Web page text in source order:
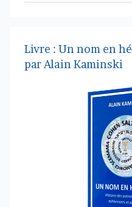
Livre : Un nom en
par Alain Kaminski